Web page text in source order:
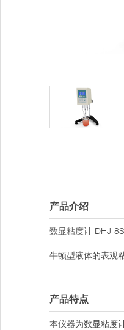
产品介绍
数显粘度计 DHJ-
牛顿型液体的表观
产品特点
本仪器为数显粘度